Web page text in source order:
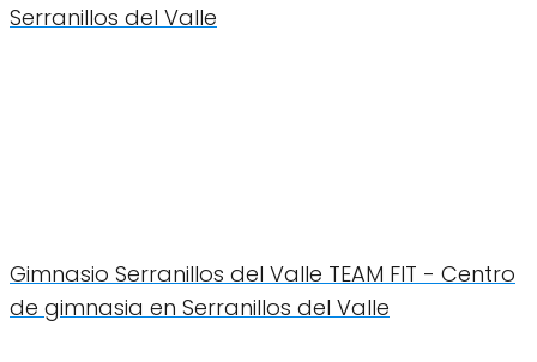
Serranillos del Valle
Gimnasio Serranillos del Valle TEAM FIT - Centro
de gimnasia en Serranillos del Valle